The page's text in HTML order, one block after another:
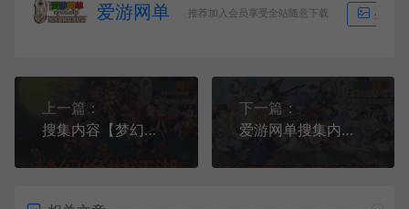
爱游网单 推荐加入会员享受全站随意下载 生成海
上一篇：
搜集内容【梦幻江湖绝学】单机西游2024最新整理绝世江湖仿官一键单机版-月卡加速-独家锦衣打造-仿官剧情-官职系统-平衡召唤兽属性-神技强化-抽奖等
下一篇：
爱游网单搜集内容【彩虹岛S4】单机版ABCDE端配套扩展攻略教学大合集